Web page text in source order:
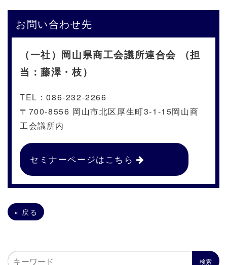
お問い合わせ先
（一社）岡山県商工会議所連合会 （担
当：藤澤・枝）
TEL：086-232-2266
〒700-8556 岡山市北区厚生町3-1-15岡山商
工会議所内
セミナーページはこちら
« 戻る